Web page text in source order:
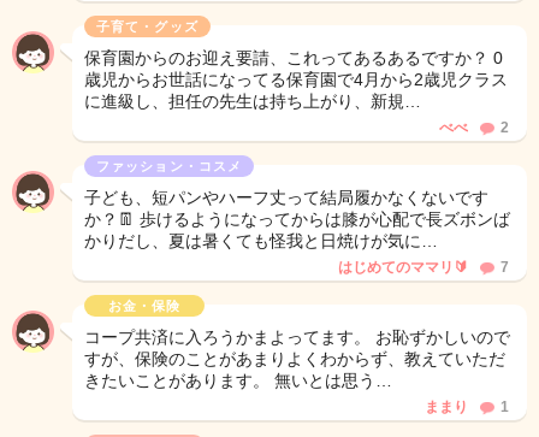
子育て・グッズ
保育園からのお迎え要請、これってあるあるですか？ 0
歳児からお世話になってる保育園で4月から2歳児クラス
に進級し、担任の先生は持ち上がり、新規…
べべ 2
ファッション・コスメ
子ども、短パンやハーフ丈って結局履かなくないです
か？👖 歩けるようになってからは膝が心配で長ズボンば
かりだし、夏は暑くても怪我と日焼けが気に…
はじめてのママリ🔰 7
お金・保険
コープ共済に入ろうかまよってます。 お恥ずかしいので
すが、保険のことがあまりよくわからず、教えていただ
きたいことがあります。 無いとは思う…
ままり 1